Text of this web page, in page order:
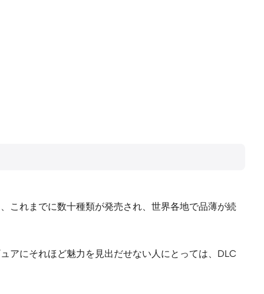
これまでに数十種類が発売され、世界各地で品薄が続
アにそれほど魅力を見出だせない人にとっては、DLC